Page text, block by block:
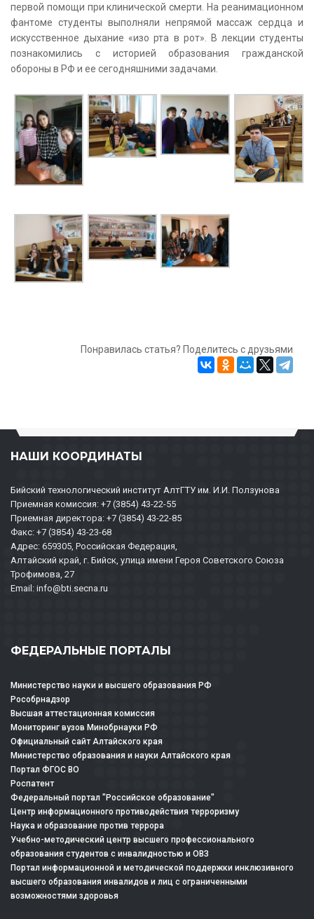
первой помощи при клинической смерти. На реанимационном
фантоме студенты выполняли непрямой массаж сердца и
искусственное дыхание «изо рта в рот». В лекции студенты
познакомились с историей образования гражданской
обороны в РФ и ее сегодняшними задачами.
Понравилась статья? Поделитесь с друзьями
НАШИ КООРДИНАТЫ
Бийский технологический институт АлтГТУ им. И.И. Ползунова
Приемная комиссия: +7 (3854) 43-22-55
Приемная директора: +7 (3854) 43-22-85
Факс: +7 (3854) 43-23-68
Адрес: 659305, Российская Федерация,
Алтайский край, г. Бийск, улица имени Героя Советского Союза
Трофимова, 27
Email: info@bti.secna.ru
ФЕДЕРАЛЬНЫЕ ПОРТАЛЫ
Министерство науки и высшего образования РФ
Рособрнадзор
Высшая аттестационная комиссия
Мониторинг вузов Минобрнауки РФ
Официальный сайт Алтайского края
Министерство образования и науки Алтайского края
Портал ФГОС ВО
Роспатент
Федеральный портал "Российское образование"
Центр информационного противодействия терроризму
Наука и образование против террора
Учебно-методический центр высшего профессионального
образования студентов с инвалидностью и ОВЗ
Портал информационной и методической поддержки инклюзивного
высшего образования инвалидов и лиц с ограниченными
возможностями здоровья